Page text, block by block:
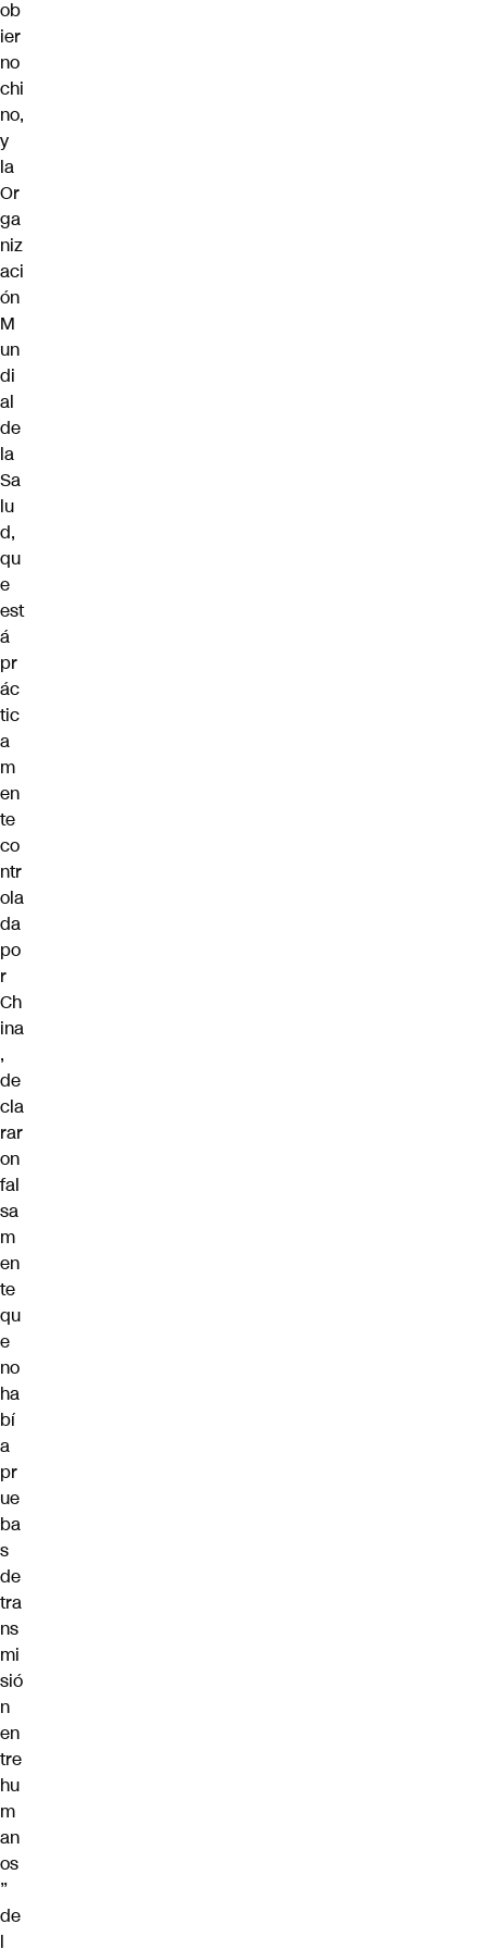
ob
ier
no
chi
no,
y
la
Or
ga
niz
aci
ón
M
un
di
al
de
la
Sa
lu
d,
qu
e
est
á
pr
ác
tic
a
m
en
te
co
ntr
ola
da
po
r
Ch
ina
,
de
cla
rar
on
fal
sa
m
en
te
qu
e
no
ha
bí
a
pr
ue
ba
s
de
tra
ns
mi
sió
n
en
tre
hu
m
an
os
”
de
l